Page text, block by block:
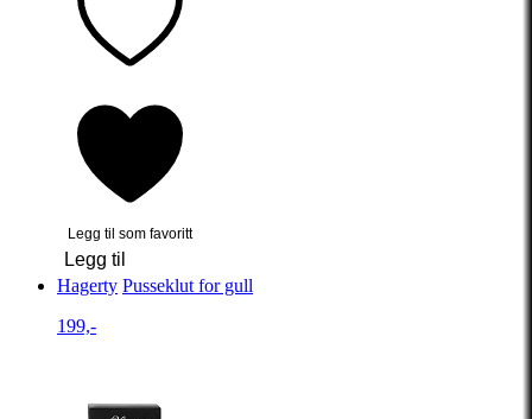
Legg til som favoritt
Legg til
Hagerty Pusseklut for gull
199,-